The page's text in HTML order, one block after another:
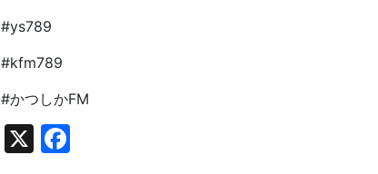
#ys789
#kfm789
#かつしかFM
X Facebook